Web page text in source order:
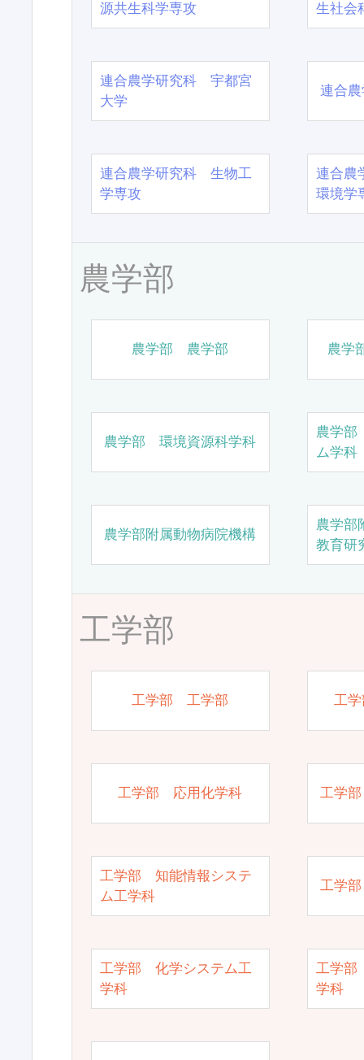
源共生科学専攻
生社会
連合農学研究科 宇都宮
大学
連合
連合農学研究科 生物工
学専攻
連合農
環境学
農学部
農学部 農学部 農学
農学部 環境資源科学科
農学
ム学科
農学部附属動物病院機構
農学部
教育研
工学部
工学部 工学部 工
工学部 応用化学科 工学
工学部 知能情報システ
ム工学科
工学
工学部 化学システム工
学科
工学部
学科